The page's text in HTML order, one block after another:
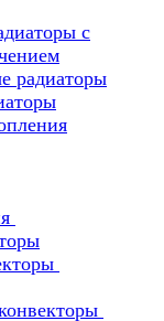
с
радиаторы